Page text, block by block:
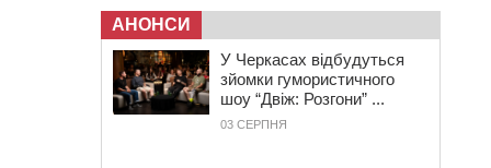
АНОНСИ
У Черкасах відбудуться
зйомки гумористичного
шоу “Двіж: Розгони” ...
03 СЕРПНЯ